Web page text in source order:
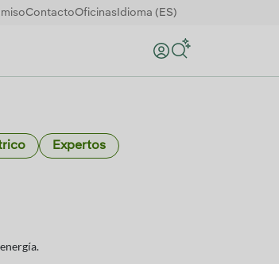
ContactoOficinas Idioma (ES)
Buscar
Expertos